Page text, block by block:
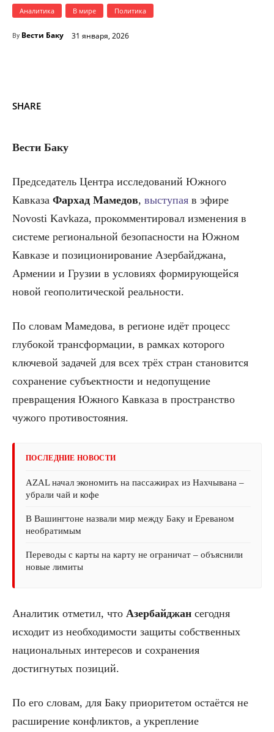
Аналитика В мире Политика
By Вести Баку 31 января, 2026
SHARE
Вести Баку
Председатель Центра исследований Южного
Кавказа Фархад Мамедов, выступая в эфире
Novosti Kavkaza, прокомментировал изменения в
системе региональной безопасности на Южном
Кавказе и позиционирование Азербайджана,
Армении и Грузии в условиях формирующейся
новой геополитической реальности.
По словам Мамедова, в регионе идёт процесс
глубокой трансформации, в рамках которого
ключевой задачей для всех трёх стран становится
сохранение субъектности и недопущение
превращения Южного Кавказа в пространство
чужого противостояния.
ПОСЛЕДНИЕ НОВОСТИ
AZAL начал экономить на пассажирах из Нахчывана –
убрали чай и кофе
В Вашингтоне назвали мир между Баку и Ереваном
необратимым
Переводы с карты на карту не ограничат – объяснили
новые лимиты
Аналитик отметил, что Азербайджан сегодня
исходит из необходимости защиты собственных
национальных интересов и сохранения
достигнутых позиций.
По его словам, для Баку приоритетом остаётся не
расширение конфликтов, а укрепление